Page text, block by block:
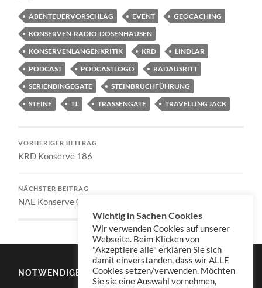
ABENTEUERVORSCHLAG EVENT
GEOCACHING
KONSERVEN-RADIO-DOSENHAUSEN
KONSERVENLÄNGENKRITIK
KRD
LINDLAR
PODCAST
PODCASTLOGO
RADAUSRITT
SERIENBINGEGATE
STEINBRUCHFÜHRUNG
STEINE
TJ. TRASSENGATE TRAVELLING JACK
VORHERIGER BEITRAG
KRD Konserve 186
NÄCHSTER BEITRAG
NAE Konserve 002a
NOTWENDIGES
Wichtig in Sachen Cookies
Wir verwenden Cookies auf unserer
Webseite. Beim Klicken von
"Akzeptiere alle" erklären Sie sich
damit einverstanden, dass wir ALLE
Cookies setzen/verwenden. Möchten
Sie sie eine Auswahl vornehmen,